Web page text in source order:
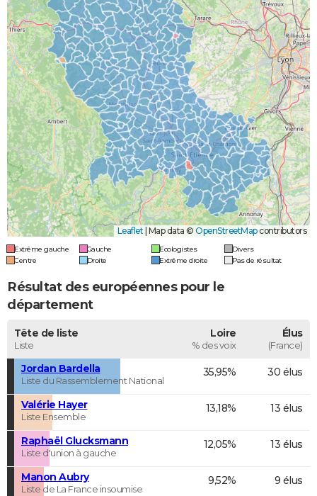
Leaflet Map data © OpenStreetMapcontributors
Extrême gauche Gauche Ecologistes
Divers
Centre
Droite Extrême droite Pas de résultat
Résultat des européennes pour le
département
Tête de liste
Liste
Loire
% des voix
Élus
(France)
Jordan Bardella
Liste du Rassemblement National
35,95% 30 élus
Valérie Hayer
Liste Ensemble
13,18% 13 élus
Raphaël Glucksmann
Liste d'union à gauche
12,05% 13 élus
Manon Aubry
Liste de La France insoumise
9,52% 9 élus